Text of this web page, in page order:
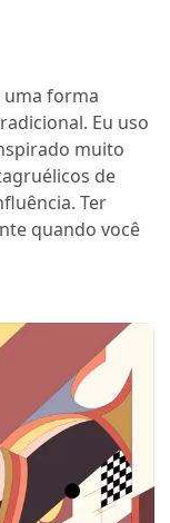
forma
Eu uso
muito
de
Ter
quando você